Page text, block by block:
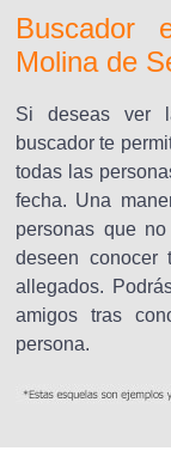
Buscador
Molina de
Si deseas ver
buscador te
todas las
fecha. Una
personas que
deseen conocer
allegados.
amigos tras
persona.